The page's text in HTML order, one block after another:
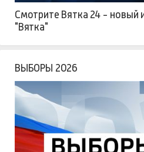
Смотрите Вятка 24 - новый
"Вятка"
ВЫБОРЫ 2026